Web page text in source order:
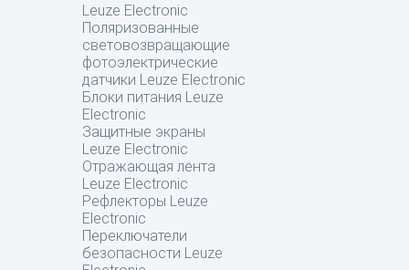
Leuze Electronic
Поляризованные
световозвращающие
фотоэлектрические
датчики Leuze Electronic
Блоки питания Leuze
Electronic
Защитные экраны
Leuze Electronic
Отражающая лента
Leuze Electronic
Рефлекторы Leuze
Electronic
Переключатели
безопасности Leuze